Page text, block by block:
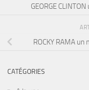
GEORGE
ROCKY RAMA
CATÉGORIES